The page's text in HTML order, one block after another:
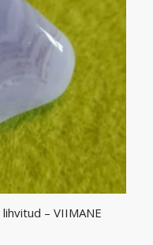
– VIIMANE